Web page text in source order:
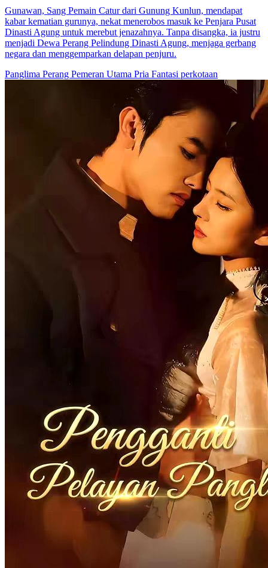
Larasati, istri sang Panglima, gugur saat melawan wabah. Panglima
mengorbankan kesempatan naik tingkat demi membangunkannya di
masa depan. 500 tahun kemudian ia bangun di era modern dan
bertemu reinkarnasi Panglima yang salah menangkapnya. Dari salah
paham jadi cinta, ingatan lama pun kembali.
Pemeran Utama Wanita Kuat
Romansa Urban